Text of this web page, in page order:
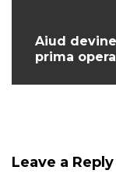
Aiud
prima
Leave a Reply